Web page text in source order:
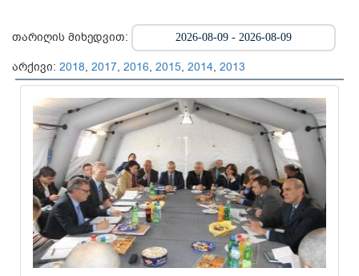
თარიღის მიხედვით:
არქივი: 2018, 2017, 2016, 2015, 2014, 2013